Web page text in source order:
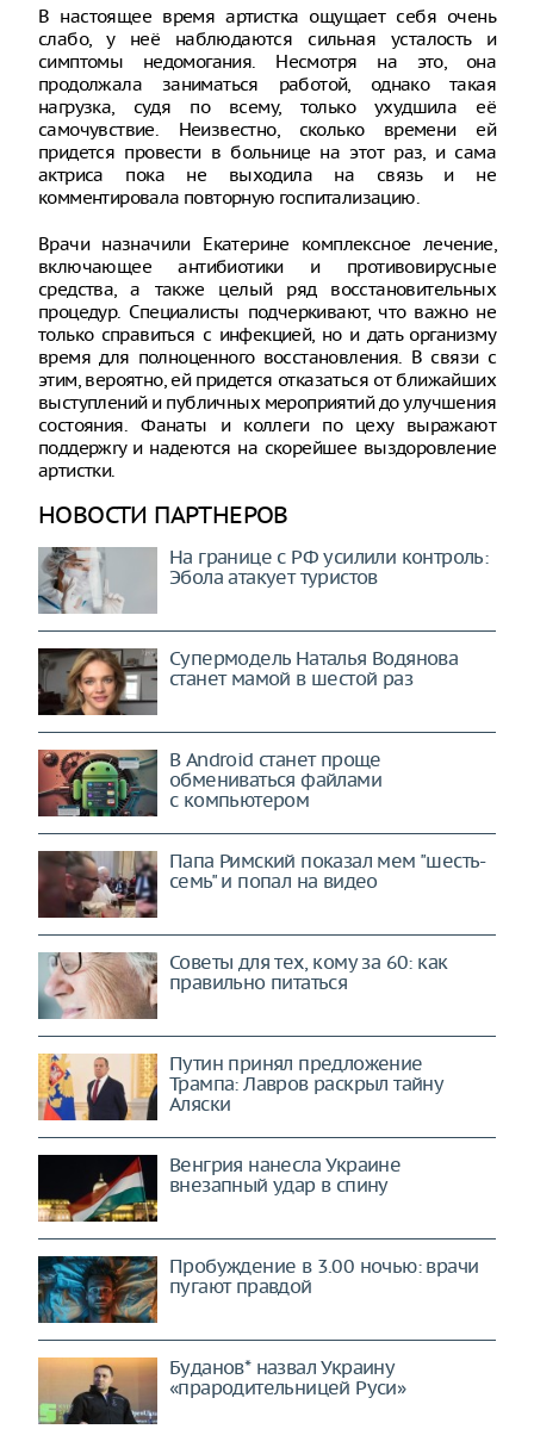
В настоящее время артистка ощущает себя очень
слабо, у неё наблюдаются сильная усталость и
симптомы недомогания. Несмотря на это, она
продолжала заниматься работой, однако такая
нагрузка, судя по всему, только ухудшила её
самочувствие. Неизвестно, сколько времени ей
придется провести в больнице на этот раз, и сама
актриса пока не выходила на связь и не
комментировала повторную госпитализацию.
Врачи назначили Екатерине комплексное лечение,
включающее антибиотики и противовирусные
средства, а также целый ряд восстановительных
процедур. Специалисты подчеркивают, что важно не
только справиться с инфекцией, но и дать организму
время для полноценного восстановления. В связи с
этим, вероятно, ей придется отказаться от ближайших
выступлений и публичных мероприятий до улучшения
состояния. Фанаты и коллеги по цеху выражают
поддержrу и надеются на скорейшее выздоровление
артистки.
НОВОСТИ ПАРТНЕРОВ
На границе с РФ усилили контроль:
Эбола атакует туристов
Супермодель Наталья Водянова
станет мамой в шестой раз
В Android станет проще
обмениваться файлами
с компьютером
Папа Римский показал мем "шесть-
семь" и попал на видео
Советы для тех, кому за 60: как
правильно питаться
Путин принял предложение
Трампа: Лавров раскрыл тайну
Аляски
Венгрия нанесла Украине
внезапный удар в спину
Пробуждение в 3.00 ночью: врачи
пугают правдой
Буданов* назвал Украину
«прародительницей Руси»